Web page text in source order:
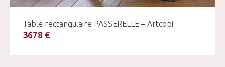
Table rectangulaire PASSERELLE – Artcopi
3678 €